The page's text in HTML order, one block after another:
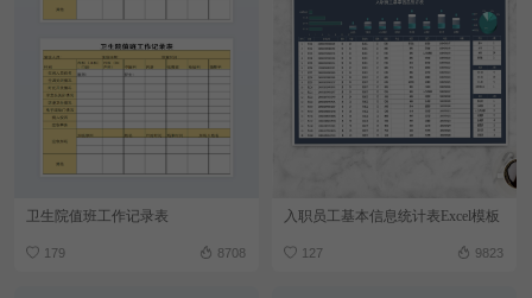
卫生院值班工作记录表
179 8708
入职员工基本信息统计表Excel模板
127 9823